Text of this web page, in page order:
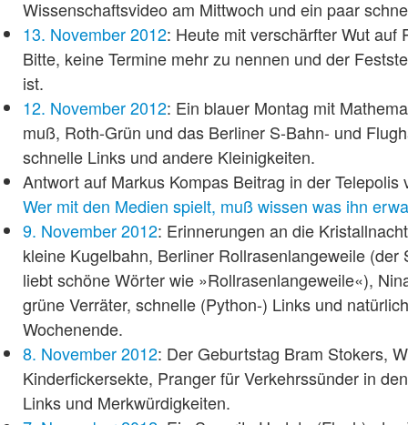
Wissenschaftsvideo am Mittwoch und ein paar
13. November 2012: Heute mit verschärfter Wut auf
Bitte, keine Termine mehr zu nennen und der
ist.
12. November 2012: Ein blauer Montag mit
muß, Roth-Grün und das Berliner S-Bahn- und
schnelle Links und andere Kleinigkeiten.
Antwort auf Markus Kompas Beitrag in der Telepolis
Wer mit den Medien spielt, muß wissen was ihn
9. November 2012: Erinnerungen an die
kleine Kugelbahn, Berliner Rollrasenlangeweile (der
liebt schöne Wörter wie »Rollrasenlangeweile«),
grüne Verräter, schnelle (Python-) Links und
Wochenende.
8. November 2012: Der Geburtstag Bram Stokers,
Kinderfickersekte, Pranger für Verkehrssünder in
Links und Merkwürdigkeiten.